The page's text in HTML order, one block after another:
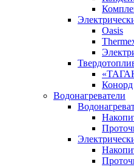
Oasis
Конорд
Водонагреватели